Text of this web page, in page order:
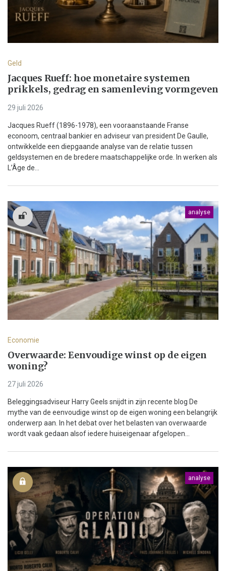
Geld
Jacques Rueff: hoe monetaire systemen
prikkels, gedrag en samenleving vormgeven
29 juli 2026
Jacques Rueff (1896-1978), een vooraanstaande Franse
econoom, centraal bankier en adviseur van president De Gaulle,
ontwikkelde een diepgaande analyse van de relatie tussen
geldsystemen en de bredere maatschappelijke orde. In werken als
L’Âge de...
analyse
Economie
Overwaarde: Eenvoudige winst op de eigen
woning?
27 juli 2026
Beleggingsadviseur Harry Geels snijdt in zijn recente blog De
mythe van de eenvoudige winst op de eigen woning een belangrijk
onderwerp aan. In het debat over het belasten van overwaarde
wordt vaak gedaan alsof iedere huiseigenaar afgelopen...
analyse